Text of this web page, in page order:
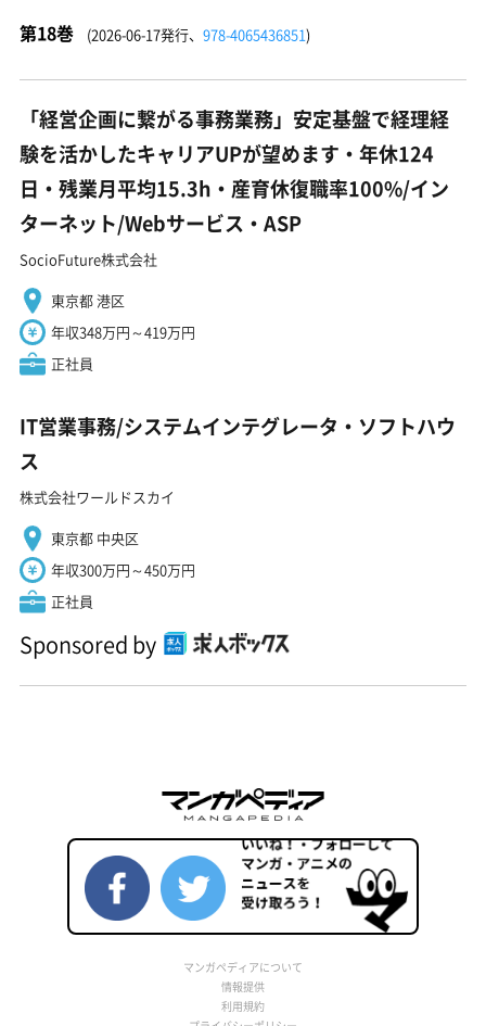
第18巻 (2026-06-17発行、 978-4065436851)
「経営企画に繋がる事務業務」安定基盤で経理経
験を活かしたキャリアUPが望めます・年休124
日・残業月平均15.3h・産育休復職率100%/イン
ターネット/Webサービス・ASP
SocioFuture株式会社
東京都 港区
年収348万円～419万円
正社員
IT営業事務/システムインテグレータ・ソフトハウ
ス
株式会社ワールドスカイ
東京都 中央区
年収300万円～450万円
正社員
Sponsored by
マンガペディアについて
情報提供
利用規約